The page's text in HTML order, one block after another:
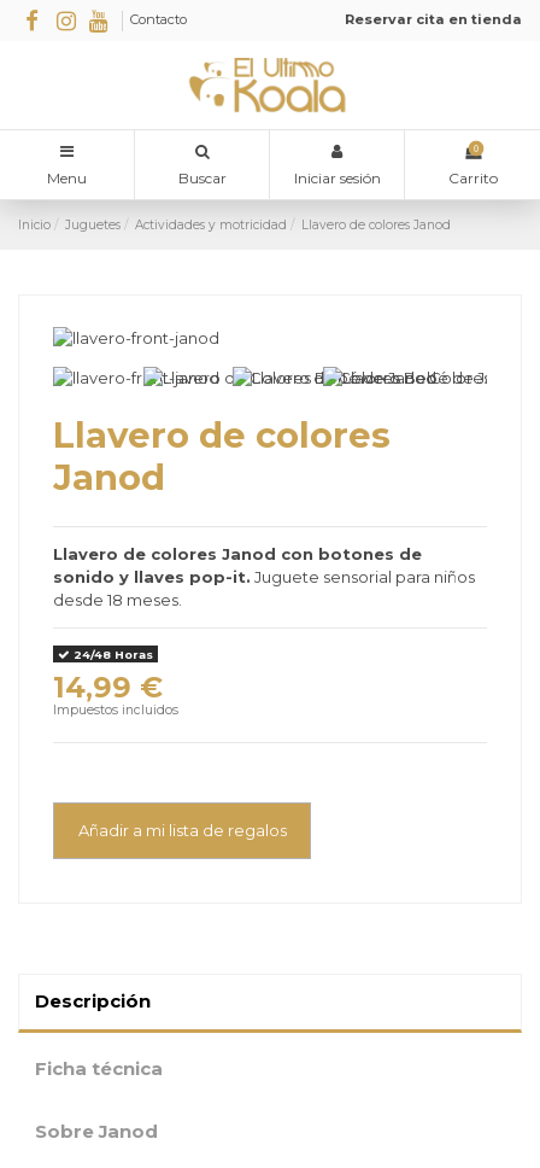
Contacto Reservar cita en tienda
Menu Buscar Iniciar sesión
0
Carrito
Inicio Juguetes Actividades y motricidad Llavero de colores Janod
Llavero de colores
Janod
Llavero de colores Janod con botones de
sonido y llaves pop-it. Juguete sensorial para niños
desde 18 meses.
24/48 Horas
14,99 €
Impuestos incluidos
Añadir a mi lista de regalos
Descripción
Ficha técnica
Sobre Janod